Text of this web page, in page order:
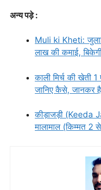
अन्य पड़े :
Muli ki Kheti:
लाख की कमाई,
काली मिर्च की खेती
जानिए कैसे, जानकर
कीड़ाजड़ी (Keeda
मालामाल (किम्मत 2